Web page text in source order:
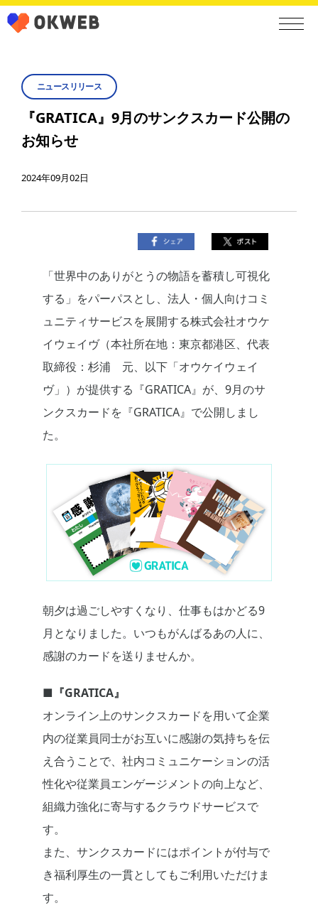
ニュースリリース
『GRATICA』9月のサンクスカード公開の
お知らせ
2024年09月02日
「世界中のありがとうの物語を蓄積し可視化
する」をパーパスとし、法人・個人向けコミ
ュニティサービスを展開する株式会社オウケ
イウェイヴ（本社所在地：東京都港区、代表
取締役：杉浦 元、以下「オウケイウェイ
ヴ」）が提供する『GRATICA』が、9月のサ
ンクスカードを『GRATICA』で公開しまし
た。
朝夕は過ごしやすくなり、仕事もはかどる9
月となりました。いつもがんばるあの人に、
感謝のカードを送りませんか。
■ 『GRATICA』
オンライン上のサンクスカードを用いて企業
内の従業員同士がお互いに感謝の気持ちを伝
え合うことで、社内コミュニケーションの活
性化や従業員エンゲージメントの向上など、
組織力強化に寄与するクラウドサービスで
す。
また、サンクスカードにはポイントが付与で
き福利厚生の一貫としてもご利用いただけま
す。